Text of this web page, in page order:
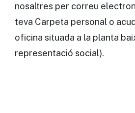
nosaltres per correu
teva Carpeta personal o
oficina situada a la planta
representació social).